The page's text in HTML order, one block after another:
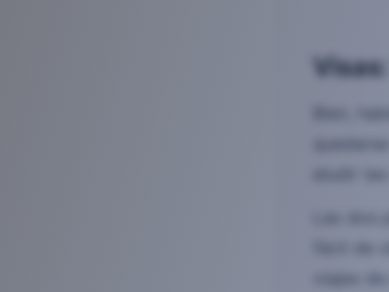
Bien,
fácil de
viajes